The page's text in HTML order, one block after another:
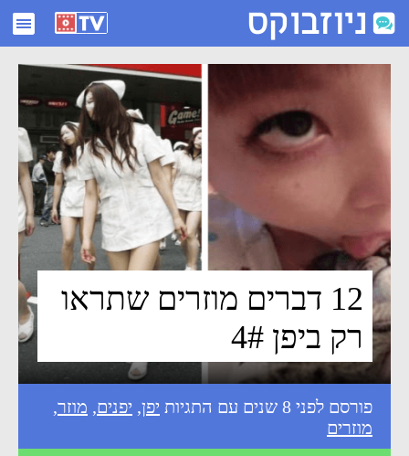
12 דברים מוזרים שתראו רק ביפן 4# - ניוזבוקס
12 דברים מוזרים שתראו
רק ביפן 4#
פורסם לפני 8 שנים עם התגיות יפן, יפנים, מוזר,
מוזרים